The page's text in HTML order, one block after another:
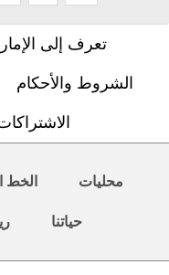
تعرف إلى
الشروط والأحكام
محليات الخط
حياتنا